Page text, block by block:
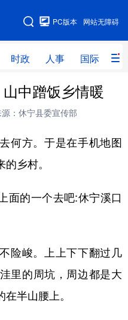
网站无障碍
PC版本
时政 人事 国际 财
图
时政 人事
网评
全球连线 教育
量子
健康 军事
银龄
山中蹭饭乡情暖
：休宁县委宣传部
方。于是在手机地图
乡村。
的一个去吧:休宁溪口
峻。上上下下翻过几
里的周坑，周边都是大
半山腰上。